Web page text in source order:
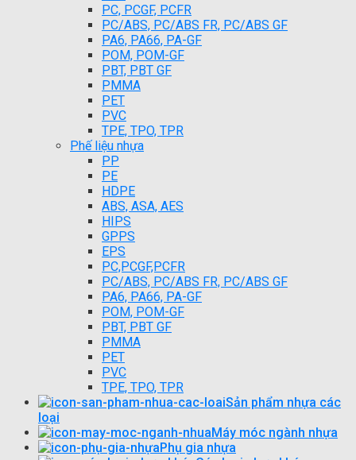
PC, PCGF, PCFR
PC/ABS, PC/ABS FR, PC/ABS GF
PA6, PA66, PA-GF
POM, POM-GF
PBT, PBT GF
PMMA
PET
PVC
TPE, TPO, TPR
Phế liệu nhựa
PP
PE
HDPE
ABS, ASA, AES
HIPS
GPPS
EPS
PC,PCGF,PCFR
PC/ABS, PC/ABS FR, PC/ABS GF
PA6, PA66, PA-GF
POM, POM-GF
PBT, PBT GF
PMMA
PET
PVC
TPE, TPO, TPR
Sản phẩm nhựa các
loại
Máy móc ngành nhựa
Phụ gia nhựa